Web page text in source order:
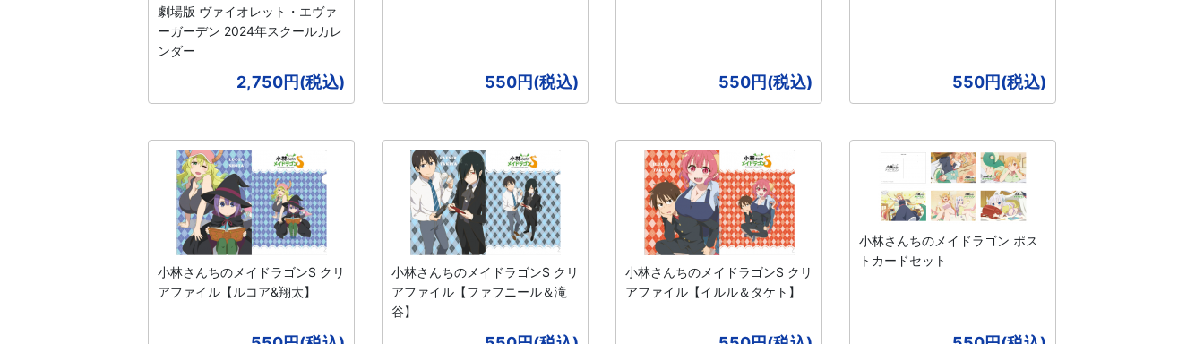
劇場版 ヴァイオレット・エヴァ
ーガーデン 2024年スクールカレ
ンダー
2,750円(税込) 550円(税込) 550円(税込) 550円(税込)
小林さんちのメイドラゴンS クリ
アファイル【ルコア&翔太】
小林さんちのメイドラゴンS クリ
アファイル【ファフニール＆滝
谷】
小林さんちのメイドラゴンS クリ
アファイル【イルル＆タケト】
小林さんちのメイドラゴン ポス
トカードセット